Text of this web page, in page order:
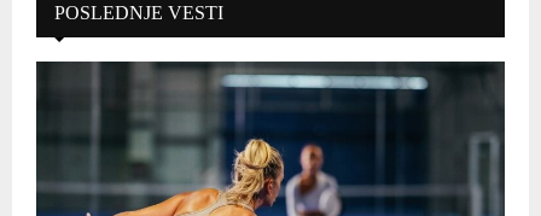
POSLEDNJE VESTI